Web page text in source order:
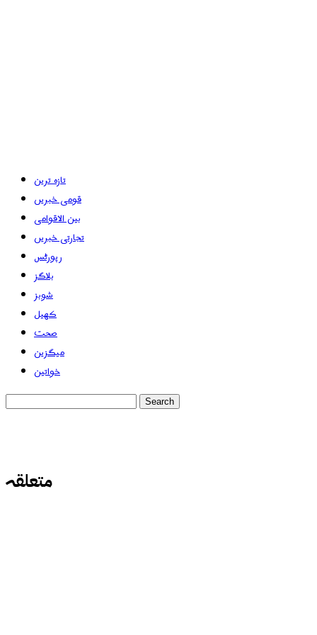
تازہ ترین
قومی خبریں
بین الاقوامی
تجارتی خبریں
رپورٹس
بلاگز
شوبز
کھیل
صحت
میگزین
خواتین
متعلقہ